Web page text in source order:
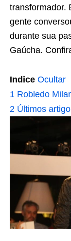
transformador.
gente
durante sua
Gaúcha.
Indice Ocultar
1 Robledo
2 Últimos